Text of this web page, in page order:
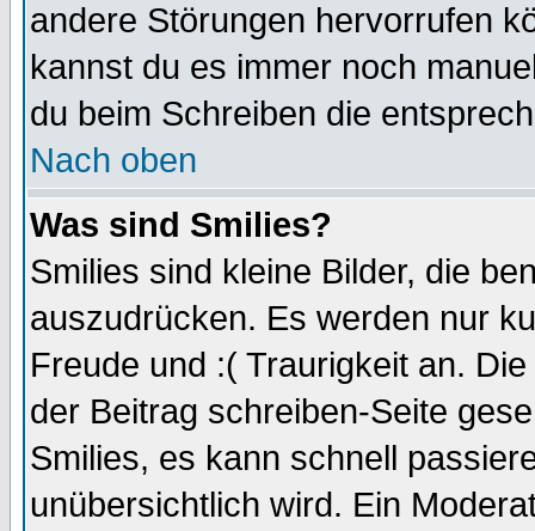
andere Störungen hervorrufen
kannst du es immer noch
du beim Schreiben die
Nach oben
Was sind Smilies?
Smilies sind kleine Bilder, die
auszudrücken. Es werden nur
Freude und :( Traurigkeit an.
der Beitrag schreiben-Seite
Smilies, es kann schnell
unübersichtlich wird. Ein